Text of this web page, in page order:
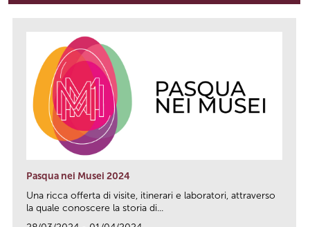
Pasqua nei Musei 2024
Una ricca offerta di visite, itinerari e laboratori, attraverso
la quale conoscere la storia di...